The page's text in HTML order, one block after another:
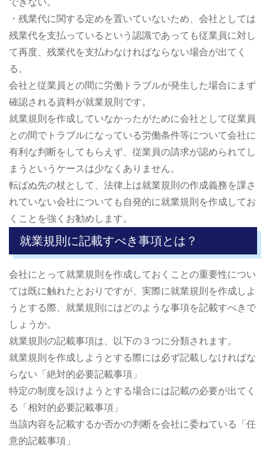
・残業代に関する定めを置いていないため、会社としては
残業代を支払っているという認識であっても従業員に対し
て再度、残業代を支払わなければならない場合が出てく
る。
会社と従業員との間に労働トラブルが発生した場合にまず
確認される資料が就業規則です。
就業規則を作成していなかったがために会社として従業員
との間でトラブルになっている労働条件等について会社に
有利な判断をしてもらえず、従業員の請求が認められてし
まうというケースは少なくありません。
転ばぬ先の杖として、法律上は就業規則の作成義務を課さ
れていない会社についても自発的に就業規則を作成してお
くことを強くお勧めします。
就業規則に記載すべき事項とは？
会社にとって就業規則を作成しておくことの重要性につい
ては既に触れたとおりですが、実際に就業規則を作成しよ
うとする際、就業規則にはどのような事項を記載すべきで
しょうか。
就業規則の記載事項は、以下の３つに分類されます。
就業規則を作成しようとする際には必ず記載しなければな
らない「絶対的必要記載事項」
特定の制度を設けようとする場合には記載の必要が出てく
る「相対的必要記載事項」
当該内容を記載するか否かの判断を会社に委ねている「任
意的記載事項」